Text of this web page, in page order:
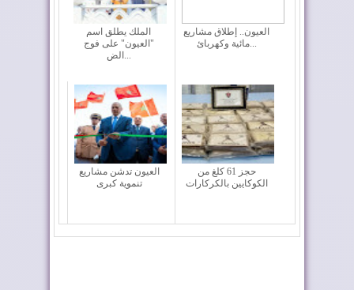
الملك يطلق اسم
"العيون" على فوج
الض...
العيون.. إطلاق مشاريع
مائية وكهربائ...
العيون تدشن مشاريع
تنموية كبرى
حجز 61 كلغ من
الكوكايين بالكركارات